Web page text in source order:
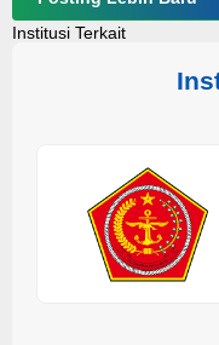
Institusi Terkait